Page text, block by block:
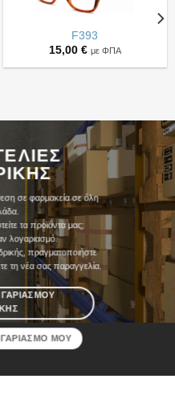
στην
επιθυμιών
F393
15,00 € με ΦΠΑ
σε φαρμακεία σε όλη
τα προϊόντα μας;
λογαριασμό.
πραγματοποιήστε
τη νέα σας παραγγελία.
ΜΟΥ